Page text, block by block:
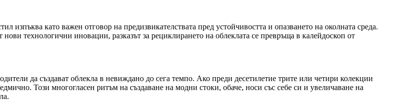
изпъква като важен отговор на предизвикателствата пред устойчивостта и опазването на околната среда.
технологични иновации, разказът за рециклирането на облеклата се превръща в калейдоскоп от
да създават облекла в невиждано до сега темпо. Ако преди десетилетие трите или четири колекции
Този многогласен ритъм на създаване на модни стоки, обаче, носи със себе си и увеличаване на